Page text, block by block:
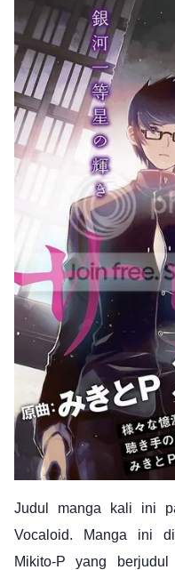
Judul manga kali ini
Vocaloid. Manga ini
Mikito-P yang